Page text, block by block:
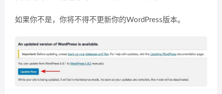
如果你不是，你将不得不更新你的WordPress版本。